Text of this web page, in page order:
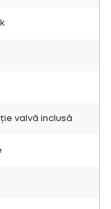
valvă inclusă